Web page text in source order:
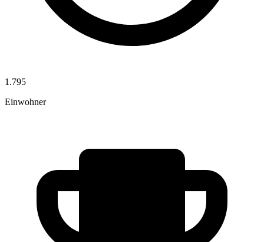
1.795
Einwohner